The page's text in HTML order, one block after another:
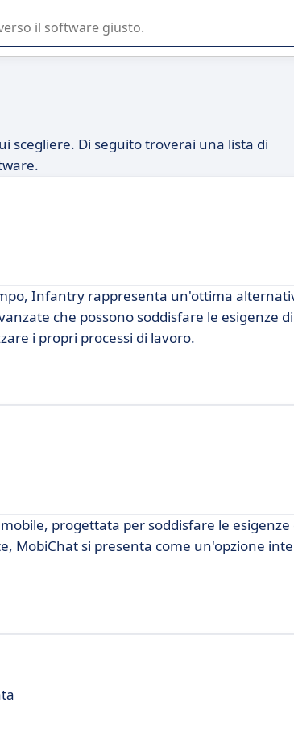
un software SaaS per la vostra azienda.
scegliere. Di seguito troverai una lista di
Infantry rappresenta un'ottima
che possono soddisfare le esigenze
i propri processi di lavoro.
progettata per soddisfare le
MobiChat si presenta come un'opzione